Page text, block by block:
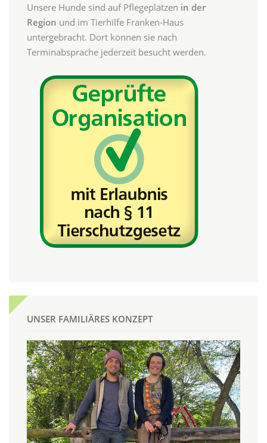
Unsere Hunde sind auf Pflegeplätzen in der
Region und im Tierhilfe Franken-Haus
untergebracht. Dort können sie nach
Terminabsprache jederzeit besucht werden.
UNSER FAMILIÄRES KONZEPT